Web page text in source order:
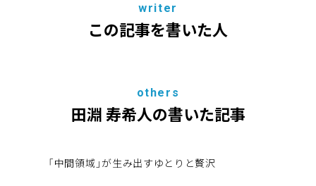
writer
この記事を書いた人
others
田淵 寿希人の書いた記事
「中間領域」が生み出すゆとりと贅沢